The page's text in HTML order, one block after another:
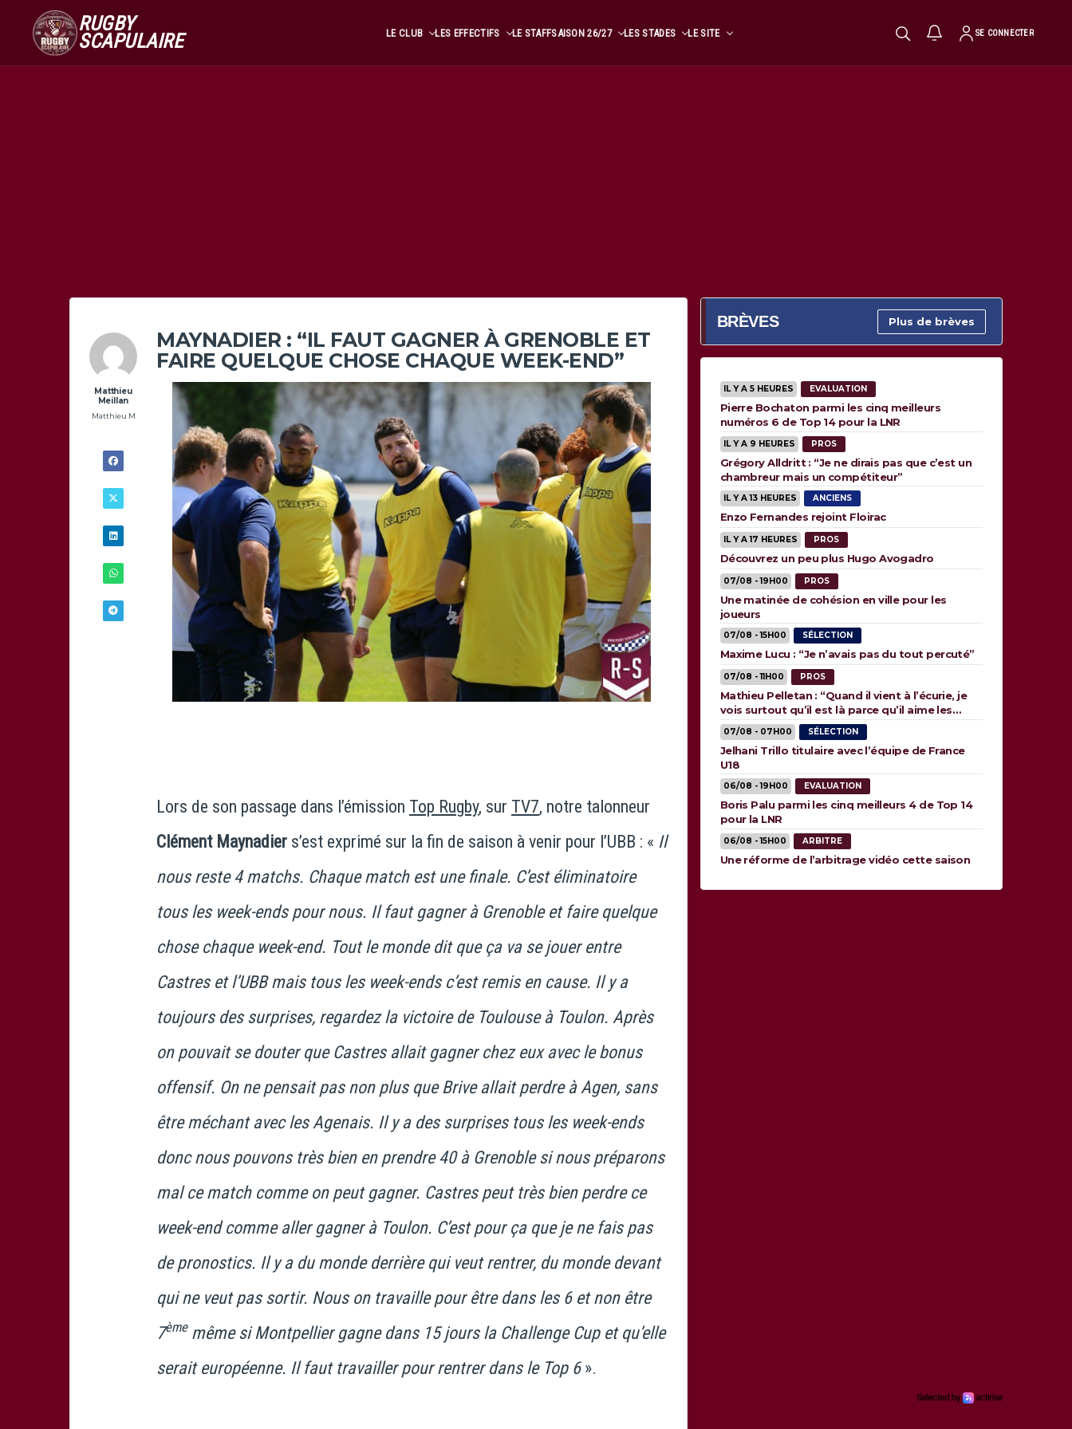
RUGBY
SCAPULAIRE LE CLUB LES EFFECTIFS LE STAFFSAISON 26/27 LES STADES LE SITE SE CONNECTER
Matthieu
Meillan
Matthieu M
MAYNADIER : “IL FAUT GAGNER À GRENOBLE ET
FAIRE QUELQUE CHOSE CHAQUE WEEK-END”
Lors de son passage dans l’émission Top Rugby, sur TV7, notre talonneur
Clément Maynadier s’est exprimé sur la fin de saison à venir pour l’UBB : « Il
nous reste 4 matchs. Chaque match est une finale. C’est éliminatoire
tous les week-ends pour nous. Il faut gagner à Grenoble et faire quelque
chose chaque week-end. Tout le monde dit que ça va se jouer entre
Castres et l’UBB mais tous les week-ends c’est remis en cause. Il y a
toujours des surprises, regardez la victoire de Toulouse à Toulon. Après
on pouvait se douter que Castres allait gagner chez eux avec le bonus
offensif. On ne pensait pas non plus que Brive allait perdre à Agen, sans
être méchant avec les Agenais. Il y a des surprises tous les week-ends
donc nous pouvons très bien en prendre 40 à Grenoble si nous préparons
mal ce match comme on peut gagner. Castres peut très bien perdre ce
week-end comme aller gagner à Toulon. C’est pour ça que je ne fais pas
de pronostics. Il y a du monde derrière qui veut rentrer, du monde devant
qui ne veut pas sortir. Nous on travaille pour être dans les 6 et non être
7èmemême si Montpellier gagne dans 15 jours la Challenge Cup et qu’elle
serait européenne. Il faut travailler pour rentrer dans le Top 6».
BRÈVES Plus de brèves
IL Y A 5 HEURES EVALUATION
Pierre Bochaton parmi les cinq meilleurs
numéros 6 de Top 14 pour la LNR
IL Y A 9 HEURES PROS
Grégory Alldritt : “Je ne dirais pas que c’est un
chambreur mais un compétiteur”
IL Y A 13 HEURES ANCIENS
Enzo Fernandes rejoint Floirac
IL Y A 17 HEURES PROS
Découvrez un peu plus Hugo Avogadro
07/08 - 19H00 PROS
Une matinée de cohésion en ville pour les
joueurs
07/08 - 15H00 SÉLECTION
Maxime Lucu : “Je n’avais pas du tout percuté”
07/08 - 11H00 PROS
Mathieu Pelletan : “Quand il vient à l’écurie, je
vois surtout qu’il est là parce qu’il aime les
animaux”
07/08 - 07H00 SÉLECTION
Jelhani Trillo titulaire avec l’équipe de France
U18
06/08 - 19H00 EVALUATION
Boris Palu parmi les cinq meilleurs 4 de Top 14
pour la LNR
06/08 - 15H00 ARBITRE
Une réforme de l’arbitrage vidéo cette saison